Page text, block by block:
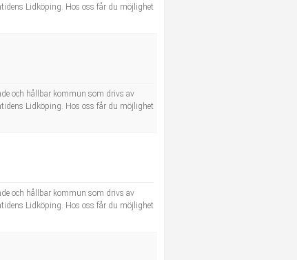
Lidköping. Hos oss får du möjlighet
och hållbar kommun som drivs av
Lidköping. Hos oss får du möjlighet
och hållbar kommun som drivs av
Lidköping. Hos oss får du möjlighet